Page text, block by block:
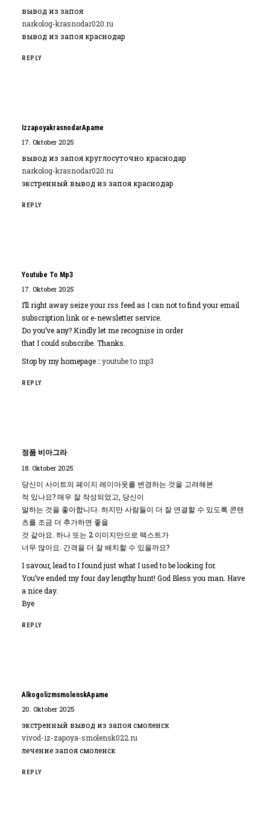
вывод из запоя
narkolog-krasnodar020.ru
вывод из запоя краснодар
REPLY
IzzapoyakrasnodarApame
17. Oktober 2025
вывод из запоя круглосуточно краснодар
narkolog-krasnodar020.ru
экстренный вывод из запоя краснодар
REPLY
Youtube To Mp3
17. Oktober 2025
I’ll right away seize your rss feed as I can not to find your email
subscription link or e-newsletter service.
Do you’ve any? Kindly let me recognise in order
that I could subscribe. Thanks.
Stop by my homepage ::youtube to mp3
REPLY
정품 비아그라
18. Oktober 2025
당신이 사이트의 페이지 레이아웃를 변경하는 것을 고려해본
적 있나요? 매우 잘 작성되었고, 당신이
말하는 것을 좋아합니다. 하지만 사람들이 더 잘 연결할 수 있도록 콘텐
츠를 조금 더 추가하면 좋을
것 같아요. 하나 또는 2 이미지만으로 텍스트가
너무 많아요. 간격을 더 잘 배치할 수 있을까요?
I savour, lead to I found just what I used to be looking for.
You’ve ended my four day lengthy hunt! God Bless you man. Have
a nice day.
Bye
REPLY
AlkogolizmsmolenskApame
20. Oktober 2025
экстренный вывод из запоя смоленск
vivod-iz-zapoya-smolensk022.ru
лечение запоя смоленск
REPLY